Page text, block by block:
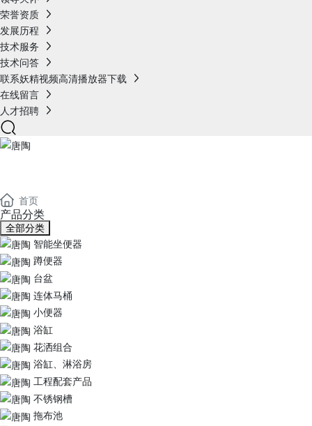
荣誉资质
发展历程
技术服务
技术问答
联系妖精视频高清播放器下载
在线留言
人才招聘
首页
产品分类
全部分类
智能坐便器
蹲便器
台盆
连体马桶
小便器
浴缸
花洒组合
浴缸、淋浴房
工程配套产品
不锈钢槽
拖布池